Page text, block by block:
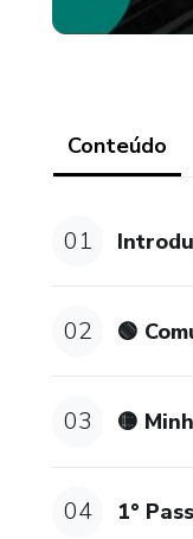
Conteúdo
01
02 🟢
03 🟡
04 1°